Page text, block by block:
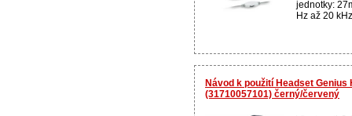
jednotky:
Hz až 20
Návod k použití Headset Genius
(31710057101) černý/červený